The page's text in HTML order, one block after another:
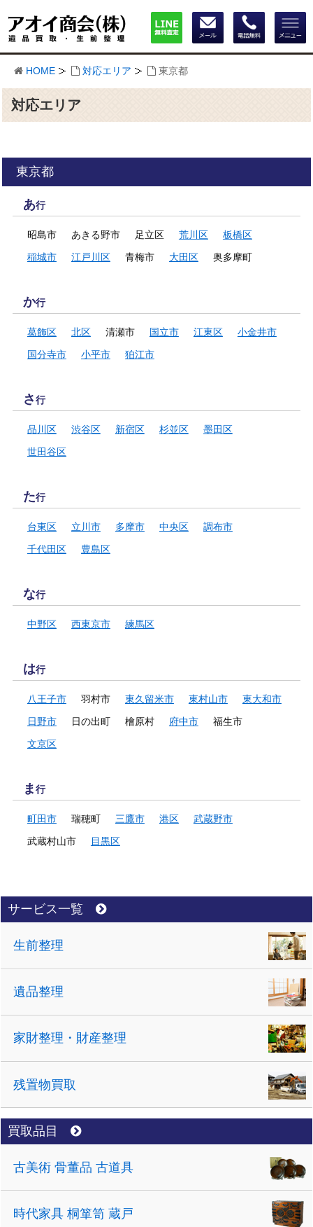
HOME 対応エリア 東京都
対応エリア
東京都
あ行
昭島市 あきる野市 足立区 荒川区
板橋区
稲城市
江戸川区 青梅市 大田区 奥多摩町
か行
葛飾区 北区 清瀬市 国立市 江東区
小金井市
国分寺市
小平市 狛江市
さ行
品川区 渋谷区 新宿区 杉並区
墨田区
世田谷区
た行
台東区 立川市 多摩市 中央区
調布市
千代田区
豊島区
な行
中野区 西東京市 練馬区
は行
八王子市 羽村市 東久留米市 東村山市
東大和市
日野市
日の出町 檜原村 府中市
福生市
文京区
ま行
町田市 瑞穂町 三鷹市 港区
武蔵野市
武蔵村山市
目黒区
サービス一覧
生前整理
遺品整理
家財整理・財産整理
残置物買取
買取品目
古美術 骨董品 古道具
時代家具 桐箪笥 蔵戸